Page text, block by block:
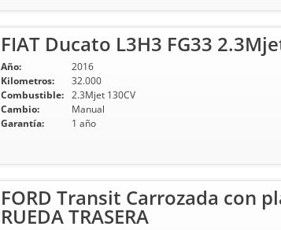
FIAT Ducato L3H3 FG33
Año:
2016
Kilometros:
32.000
Combustible: 2.3Mjet 130CV
Cambio:
Manual
Garantía:
1 año
FORD Transit Carrozada con
RUEDA TRASERA